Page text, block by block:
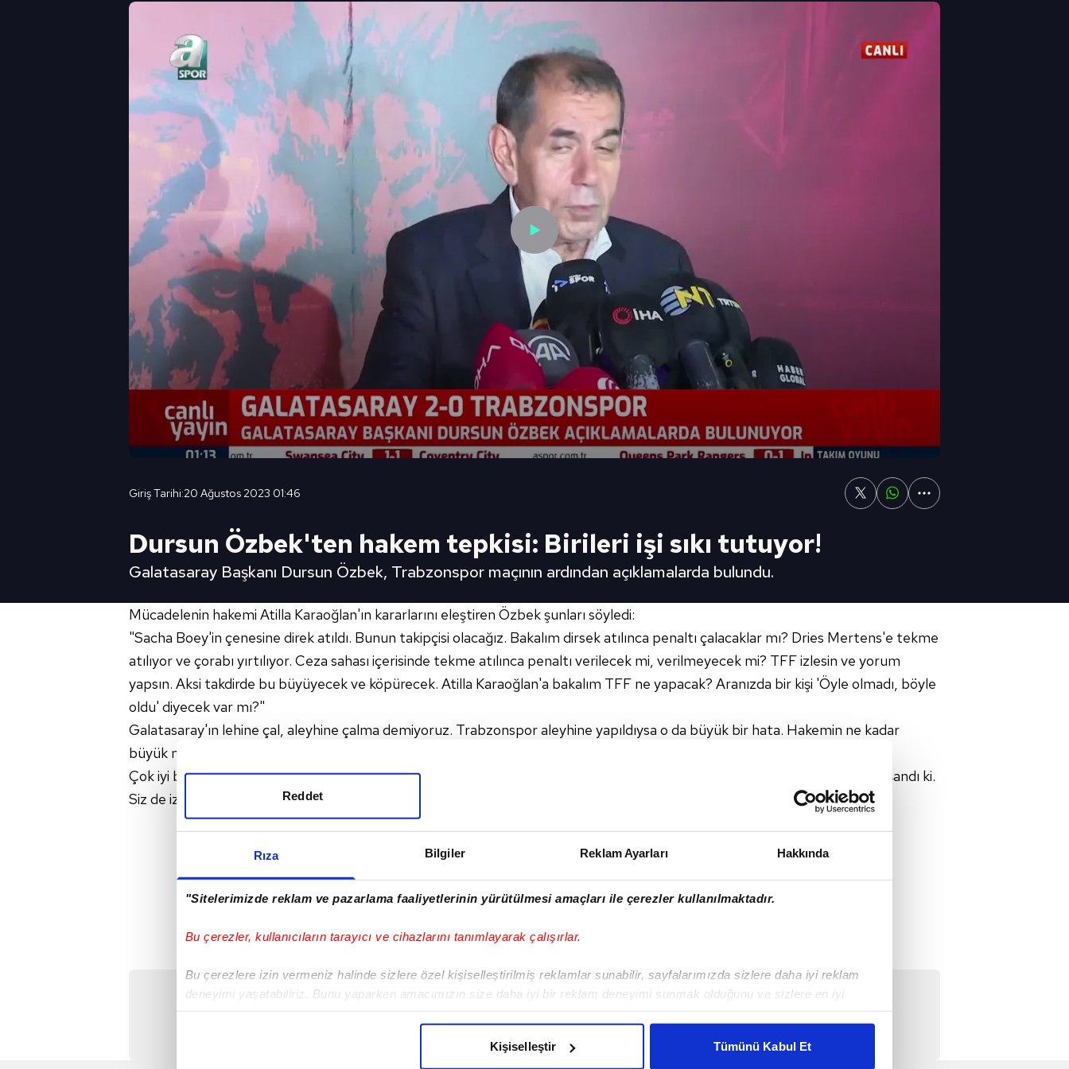
Rıza Bilgiler Reklam Ayarları Hakkında
"Sitelerimizde reklam ve pazarlama faaliyetlerinin yürütülmesi amaçları ile çerezler kullanılmaktadır.
Bu çerezler, kullanıcıların tarayıcı ve cihazlarını tanımlayarak çalışırlar.
Bu çerezlere izin vermeniz halinde sizlere özel kişiselleştirilmiş reklamlar sunabilir, sayfalarımızda sizlere daha iyi reklam
deneyimi yaşatabiliriz. Bunu yaparken amacımızın size daha iyi bir reklam deneyimi sunmak olduğunu ve sizlere en iyi
Reddet
Kişiselleştir Tümünü Kabul Et
Giriş Tarihi:20 Ağustos 2023 01:46
Dursun Özbek'ten hakem tepkisi: Birileri işi sıkı tutuyor!
Galatasaray Başkanı Dursun Özbek, Trabzonspor maçının ardından açıklamalarda bulundu.
Mücadelenin hakemi Atilla Karaoğlan'ın kararlarını eleştiren Özbek şunları söyledi:
"Sacha Boey'in çenesine direk atıldı. Bunun takipçisi olacağız. Bakalım dirsek atılınca penaltı çalacaklar mı? Dries Mertens'e tekme
atılıyor ve çorabı yırtılıyor. Ceza sahası içerisinde tekme atılınca penaltı verilecek mi, verilmeyecek mi? TFF izlesin ve yorum
yapsın. Aksi takdirde bu büyüyecek ve köpürecek. Atilla Karaoğlan'a bakalım TFF ne yapacak? Aranızda bir kişi 'Öyle olmadı, böyle
oldu' diyecek var mı?"
Galatasaray'ın lehine çal, aleyhine çalma demiyoruz. Trabzonspor aleyhine yapıldıysa o da büyük bir hata. Hakemin ne kadar
büyük maç yönetmediğinin delili bu.
Çok iyi bir takımımız var. Böyle kötü anılarla, iyi sonuçlar gelmesini konuşmakta fayda yok. Galip bitirdik ama öyle olaylar yaşandı ki.
Siz de izleyin, bakın."
Önceki Video
Sonraki Video